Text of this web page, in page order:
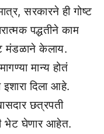
सरकारने ही गोष्ट
पद्धतीने काम
मंडळाने केलाय.
मान्य होतं
इशारा दिला आहे.
छत्रपती
भेट घेणार आहेत.